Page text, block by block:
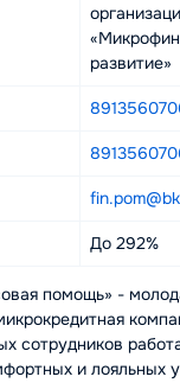
развитие»
До 292%
помощь» -
сотрудников
и лояльных